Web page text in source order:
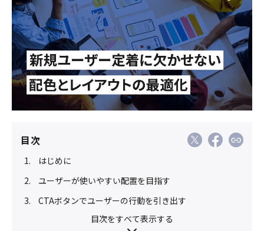
資料ダウンロード 料金・お問合せ
目次
はじめに
ユーザーが使いやすい配置を目指す
CTAボタンでユーザーの行動を引き出す
目次をすべて表示する